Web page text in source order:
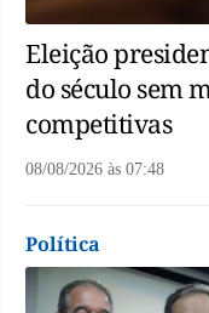
Eleição
do século sem
competitivas
08/08/2026 às 07:48
Política